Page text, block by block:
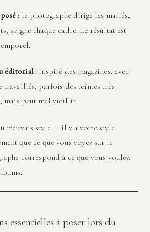
: le photographe dirige les mariés,
soigne chaque cadre. Le résultat est
éditorial: inspiré des magazines, avec
travaillés, parfois des teintes très
mais peut mal vieillir.
mauvais style — il y a votre style.
que ce que vous voyez sur le
correspond à ce que vous voulez
essentielles à poser lors du